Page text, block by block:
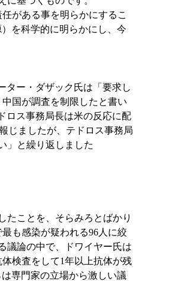
がある事を明らかにするこ
を科学的に明らかにし、今
ター・ダザック氏は「要求し
国が調査を制限したと書い
ロス事務局長は米の反応に配
じましたが、テドロス事務局
」と繰り返しました
ことを、そらみろとばかり
も感染が疑われる96人に絞
議論の中で、ドワイヤー氏は
検査をして1年以上抗体が残
専門家の立場から激しい議